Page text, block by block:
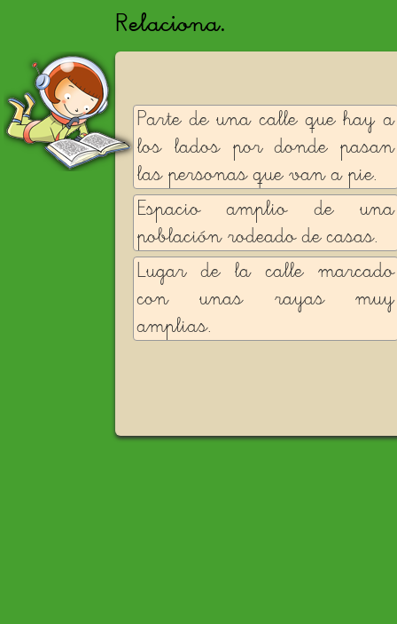
Relaciona.
Parte de una calle que hay a
los lados por donde pasan
las personas que van a pie.
Espacio amplio de una
población rodeado de casas.
Lugar de la calle marcado
con unas rayas muy
amplias.